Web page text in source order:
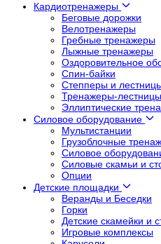
Кардиотренажеры
Беговые дорожки
Велотренажеры
Гребные тренажеры
Лыжные тренажеры
Оздоровительное
Спин-байки
Степперы и
Тренажеры-лестницы
Эллиптические
Силовое оборудование
Мультистанции
Грузоблочные
Силовое
Силовые скамьи и
Опции
Детские площадки
Веранды и Беседки
Горки
Детские скамейки и
Игровые комплексы